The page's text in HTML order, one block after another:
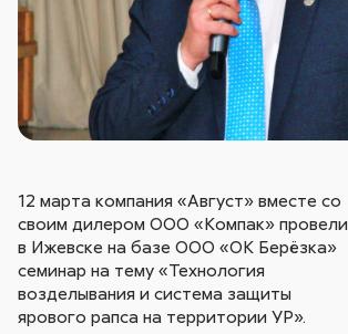
12 марта компания «Август» вместе со
своим дилером ООО «Компак» провели
в Ижевске на базе ООО «ОК Берёзка»
семинар на тему «Технология
возделывания и система защиты
ярового рапса на территории УР».